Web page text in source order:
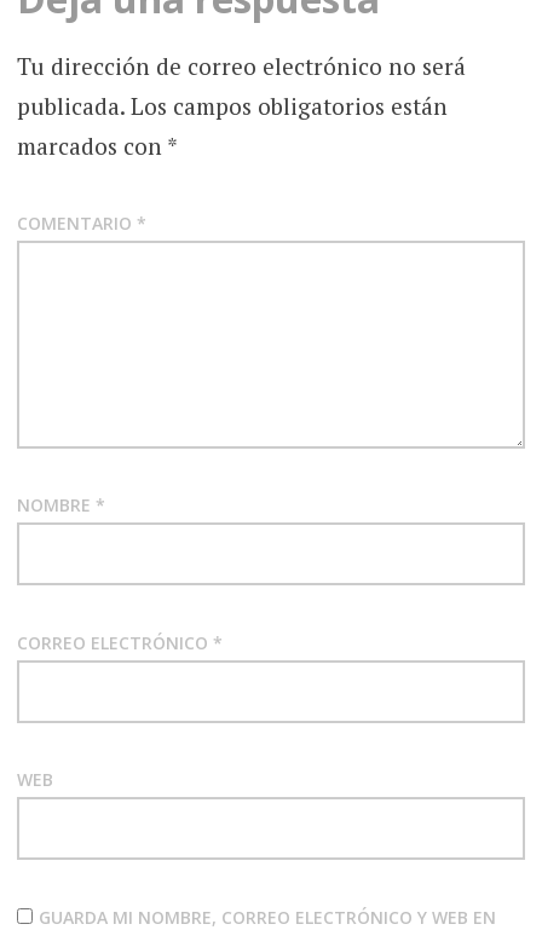
Tu dirección de correo electrónico no será
publicada. Los campos obligatorios están
marcados con *
COMENTARIO *
NOMBRE *
CORREO ELECTRÓNICO *
WEB
GUARDA MI NOMBRE, CORREO ELECTRÓNICO Y WEB EN